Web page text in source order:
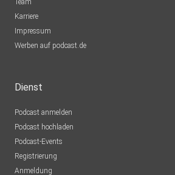
Team
Karriere
Impressum
Werben auf podcast.de
Dienst
Podcast anmelden
Podcast hochladen
Podcast-Events
Registrierung
Anmeldung